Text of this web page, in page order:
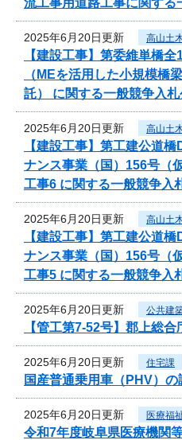
2025年6月20日更新 高山土
【建設工事】第委維単橋
（MEを活用した小規模
託） に関する一般競争入
2025年6月20日更新 高山土
【建設工事】第工建公道
ナンス事業（国）156号（
工事6 に関する一般競争入
2025年6月20日更新 高山土
【建設工事】第工建公道
ナンス事業（国）156号（
工事5 に関する一般競争入
2025年6月20日更新 公共建
【管工第7-52号】郡上総
2025年6月20日更新 住宅課
国産普通乗用車（PHV）の
2025年6月20日更新 医療福
令和7年度岐阜県医療機関